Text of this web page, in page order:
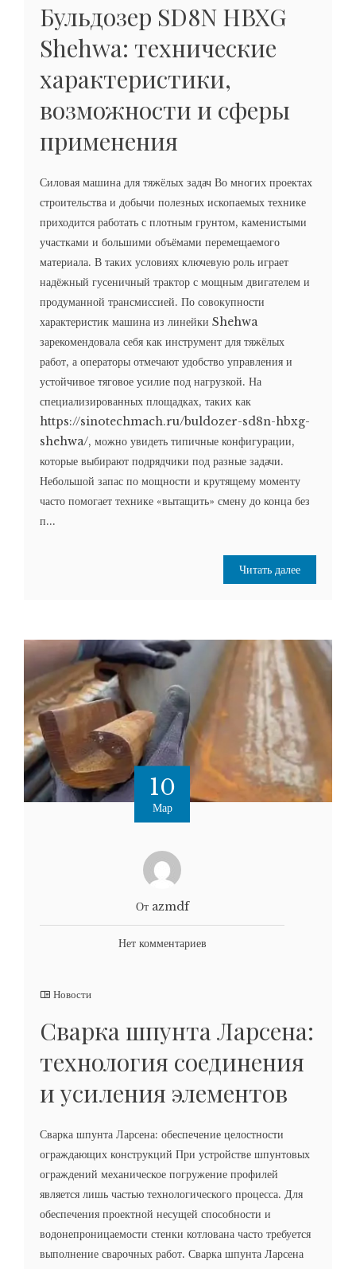
Бульдозер SD8N HBXG
Shehwa: технические
характеристики,
возможности и сферы
применения
Силовая машина для тяжёлых задач Во многих проектах
строительства и добычи полезных ископаемых технике
приходится работать с плотным грунтом, каменистыми
участками и большими объёмами перемещаемого
материала. В таких условиях ключевую роль играет
надёжный гусеничный трактор с мощным двигателем и
продуманной трансмиссией. По совокупности
характеристик машина из линейки Shehwa
зарекомендовала себя как инструмент для тяжёлых
работ, а операторы отмечают удобство управления и
устойчивое тяговое усилие под нагрузкой. На
специализированных площадках, таких как
https://sinotechmach.ru/buldozer-sd8n-hbxg-
shehwa/, можно увидеть типичные конфигурации,
которые выбирают подрядчики под разные задачи.
Небольшой запас по мощности и крутящему моменту
часто помогает технике «вытащить» смену до конца без
п...
Читать далее
10
Мар
От azmdf
Нет комментариев
Новости
Сварка шпунта Ларсена:
технология соединения
и усиления элементов
Сварка шпунта Ларсена: обеспечение целостности
ограждающих конструкций При устройстве шпунтовых
ограждений механическое погружение профилей
является лишь частью технологического процесса. Для
обеспечения проектной несущей способности и
водонепроницаемости стенки котлована часто требуется
выполнение сварочных работ. Сварка шпунта Ларсена